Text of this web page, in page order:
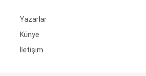
Yazarlar
Künye
İletişim